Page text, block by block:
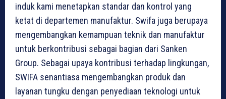
induk kami menetapkan standar dan kontrol yang
ketat di departemen manufaktur. Swifa juga berupaya
mengembangkan kemampuan teknik dan manufaktur
untuk berkontribusi sebagai bagian dari Sanken
Group. Sebagai upaya kontribusi terhadap lingkungan,
SWIFA senantiasa mengembangkan produk dan
layanan tungku dengan penyediaan teknologi untuk